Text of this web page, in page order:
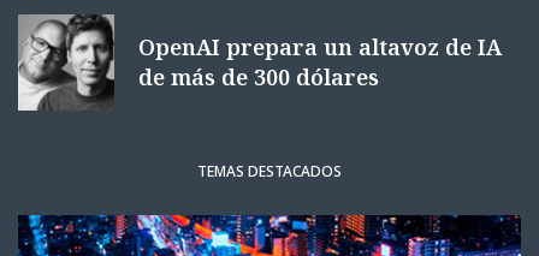
OpenAI prepara un altavoz de IA
de más de 300 dólares
TEMAS DESTACADOS